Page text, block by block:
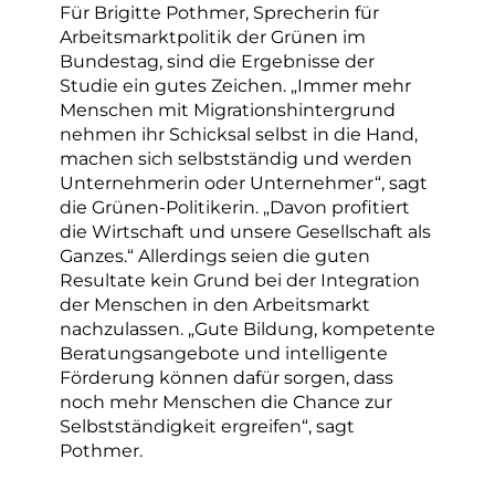
Für Brigitte Pothmer, Sprecherin für
Arbeitsmarktpolitik der Grünen im
Bundestag, sind die Ergebnisse der
Studie ein gutes Zeichen. „Immer mehr
Menschen mit Migrationshintergrund
nehmen ihr Schicksal selbst in die Hand,
machen sich selbstständig und werden
Unternehmerin oder Unternehmer“, sagt
die Grünen-Politikerin. „Davon profitiert
die Wirtschaft und unsere Gesellschaft als
Ganzes.“ Allerdings seien die guten
Resultate kein Grund bei der Integration
der Menschen in den Arbeitsmarkt
nachzulassen. „Gute Bildung, kompetente
Beratungsangebote und intelligente
Förderung können dafür sorgen, dass
noch mehr Menschen die Chance zur
Selbstständigkeit ergreifen“, sagt
Pothmer.